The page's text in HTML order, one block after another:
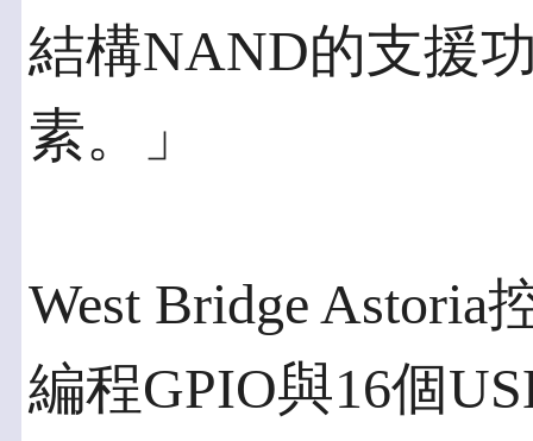
結構NAND的支援
素。」
West Bridge
編程GPIO與16個